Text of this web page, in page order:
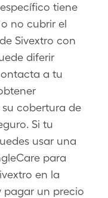
tiene
no cubrir el
Sivextro con
diferir
a tu
cobertura de
Si tu
usar una
para
en la
pagar un precio